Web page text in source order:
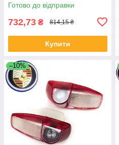
Готово до відправки
732,73 ₴ 814,15 ₴
Купити
–10%